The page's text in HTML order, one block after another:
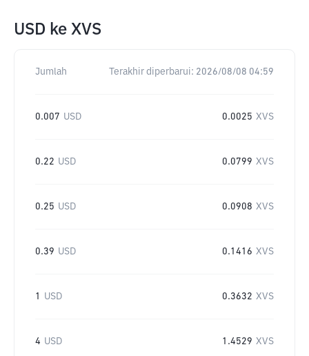
USD ke XVS
Jumlah Terakhir diperbarui: 2026/08/08 04:59
0.007 USD 0.0025 XVS
0.22 USD 0.0799 XVS
0.25 USD 0.0908 XVS
0.39 USD 0.1416 XVS
1 USD 0.3632 XVS
4 USD 1.4529 XVS